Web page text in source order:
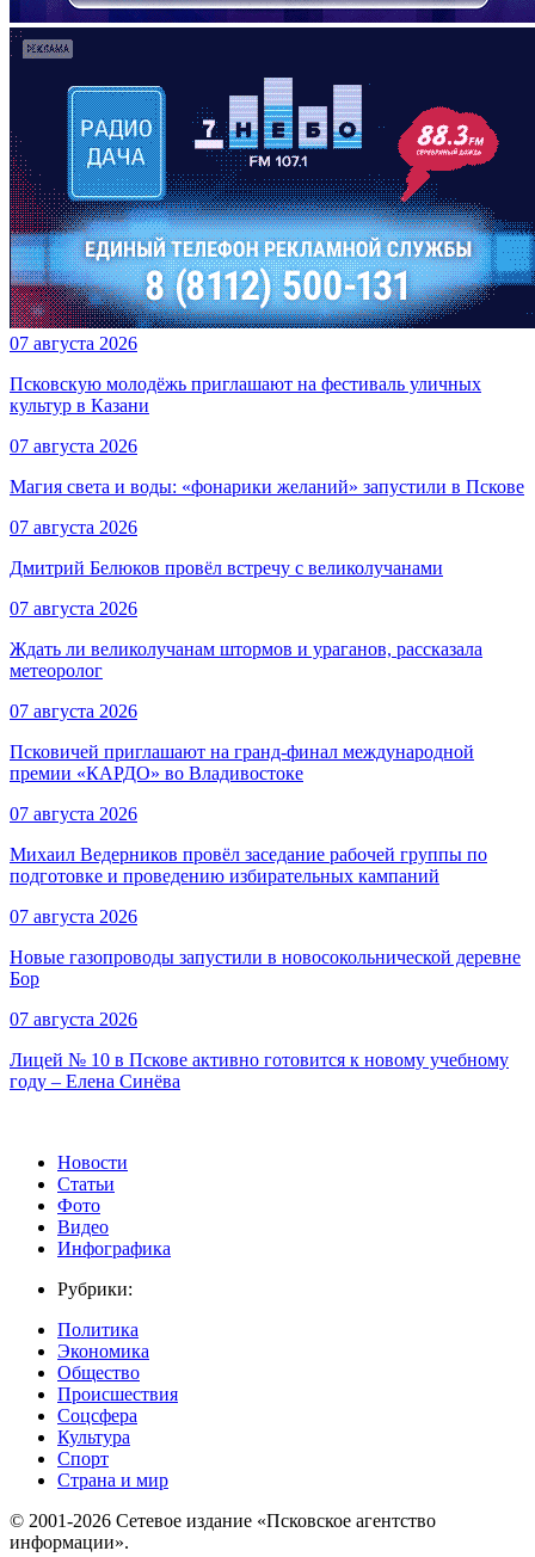
07 августа 2026
Псковскую молодёжь приглашают на фестиваль уличных
культур в Казани
07 августа 2026
Магия света и воды: «фонарики желаний» запустили в Пскове
07 августа 2026
Дмитрий Белюков провёл встречу с великолучанами
07 августа 2026
Ждать ли великолучанам штормов и ураганов, рассказала
метеоролог
07 августа 2026
Псковичей приглашают на гранд‑финал международной
премии «КАРДО» во Владивостоке
07 августа 2026
Михаил Ведерников провёл заседание рабочей группы по
подготовке и проведению избирательных кампаний
07 августа 2026
Новые газопроводы запустили в новосокольнической деревне
Бор
07 августа 2026
Лицей № 10 в Пскове активно готовится к новому учебному
году – Елена Синёва
Новости
Статьи
Фото
Видео
Инфографика
Рубрики:
Политика
Экономика
Общество
Происшествия
Соцсфера
Культура
Спорт
Страна и мир
© 2001-2026 Сетевое издание «Псковское агентство
информации».